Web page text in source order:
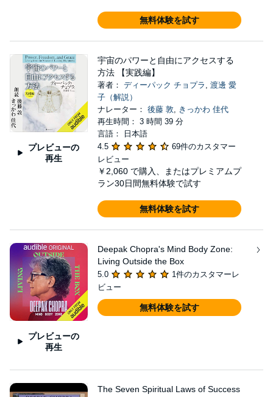
無料体験を試す
プレビューの
再生
宇宙のパワーと自由にアクセスする
方法 【実践編】
著者： ディーパック チョプラ , 渡邊 愛
子（解説）
ナレーター： 後藤 敦, きっかわ 佳代
再生時間： 3 時間 39 分
言語： 日本語
4.5
69件のカスタマー
レビュー
￥2,060 で購入、またはプレミアムプ
ラン30日間無料体験で試す
無料体験を試す
プレビューの
再生
Deepak Chopra's Mind Body Zone:
Living Outside the Box
5.0
1件のカスタマーレ
ビュー
無料体験を試す
The Seven Spiritual Laws of Success